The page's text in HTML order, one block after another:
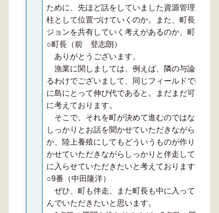
ために、先ほど話をしていました資源管理、増
柱として位置づけていくのか。また、町長ご自
ジョンを共有していく考えがあるのか、町長の
○町長（前 登志朗）
ありがとうございます。
漁業に関しましては、例えば、隣の与論町で
るわけでございまして、同じフィールドで闘っ
に島にとって伸び代であると。まだまだ可能性
に考えております。
そこで、それを町が決めて進むのではなくて
しっかりとお話を聞かせていただきながら、皆
か、陸上養殖にしてもどういうものが作りたい
かせていただきながらしっかりと伴走していき
に入らせていただきたいと考えております。
○9番（中田隆洋）
ぜひ、町も伴走、また町長も中に入っていた
んでいただきたいと思います。